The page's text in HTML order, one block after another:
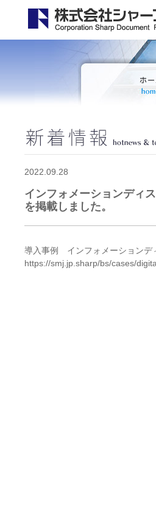
2022.09.28
インフォメーションディ
を掲載しました。
導入事例 インフォメーションデ
https://smj.jp.sharp/bs/cases/